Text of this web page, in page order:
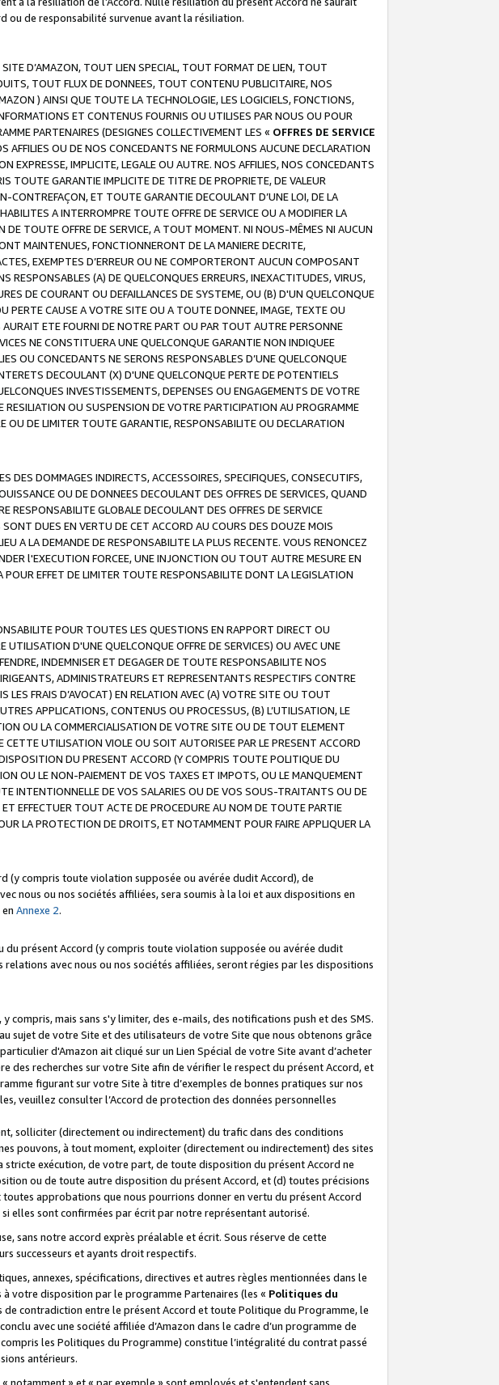
ou de responsabilité survenue avant la résiliation.
D’AMAZON, TOUT LIEN SPECIAL, TOUT FORMAT DE LIEN, TOUT
TOUT FLUX DE DONNEES, TOUT CONTENU PUBLICITAIRE, NOS
) AINSI QUE TOUTE LA TECHNOLOGIE, LES LOGICIELS, FONCTIONS,
ET CONTENUS FOURNIS OU UTILISES PAR NOUS OU POUR
PARTENAIRES (DESIGNES COLLECTIVEMENT LES « OFFRES DE SERVICE
OU DE NOS CONCEDANTS NE FORMULONS AUCUNE DECLARATION
EXPRESSE, IMPLICITE, LEGALE OU AUTRE. NOS AFFILIES, NOS CONCEDANTS
TOUTE GARANTIE IMPLICITE DE TITRE DE PROPRIETE, DE VALEUR
CONTREFAÇON, ET TOUTE GARANTIE DECOULANT D’UNE LOI, DE LA
A INTERROMPRE TOUTE OFFRE DE SERVICE OU A MODIFIER LA
DE TOUTE OFFRE DE SERVICE, A TOUT MOMENT. NI NOUS-MÊMES NI AUCUN
MAINTENUES, FONCTIONNERONT DE LA MANIERE DECRITE,
EXEMPTES D’ERREUR OU NE COMPORTERONT AUCUN COMPOSANT
RESPONSABLES (A) DE QUELCONQUES ERREURS, INEXACTITUDES, VIRUS,
DE COURANT OU DEFAILLANCES DE SYSTEME, OU (B) D'UN QUELCONQUE
PERTE CAUSE A VOTRE SITE OU A TOUTE DONNEE, IMAGE, TEXTE OU
ETE FOURNI DE NOTRE PART OU PAR TOUT AUTRE PERSONNE
NE CONSTITUERA UNE QUELCONQUE GARANTIE NON INDIQUEE
OU CONCEDANTS NE SERONS RESPONSABLES D’UNE QUELCONQUE
DECOULANT (X) D'UNE QUELCONQUE PERTE DE POTENTIELS
INVESTISSEMENTS, DEPENSES OU ENGAGEMENTS DE VOTRE
OU SUSPENSION DE VOTRE PARTICIPATION AU PROGRAMME
OU DE LIMITER TOUTE GARANTIE, RESPONSABILITE OU DECLARATION
DES DOMMAGES INDIRECTS, ACCESSOIRES, SPECIFIQUES, CONSECUTIFS,
OU DE DONNEES DECOULANT DES OFFRES DE SERVICES, QUAND
RESPONSABILITE GLOBALE DECOULANT DES OFFRES DE SERVICE
DUES EN VERTU DE CET ACCORD AU COURS DES DOUZE MOIS
A LA DEMANDE DE RESPONSABILITE LA PLUS RECENTE. VOUS RENONCEZ
l'EXECUTION FORCEE, UNE INJONCTION OU TOUT AUTRE MESURE EN
EFFET DE LIMITER TOUTE RESPONSABILITE DONT LA LEGISLATION
POUR TOUTES LES QUESTIONS EN RAPPORT DIRECT OU
D'UNE QUELCONQUE OFFRE DE SERVICES) OU AVEC UNE
INDEMNISER ET DEGAGER DE TOUTE RESPONSABILITE NOS
ADMINISTRATEURS ET REPRESENTANTS RESPECTIFS CONTRE
FRAIS D’AVOCAT) EN RELATION AVEC (A) VOTRE SITE OU TOUT
APPLICATIONS, CONTENUS OU PROCESSUS, (B) L’UTILISATION, LE
OU LA COMMERCIALISATION DE VOTRE SITE OU DE TOUT ELEMENT
UTILISATION VIOLE OU SOIT AUTORISEE PAR LE PRESENT ACCORD
DU PRESENT ACCORD (Y COMPRIS TOUTE POLITIQUE DU
OU LE NON-PAIEMENT DE VOS TAXES ET IMPOTS, OU LE MANQUEMENT
INTENTIONNELLE DE VOS SALARIES OU DE VOS SOUS-TRAITANTS OU DE
EFFECTUER TOUT ACTE DE PROCEDURE AU NOM DE TOUTE PARTIE
LA PROTECTION DE DROITS, ET NOTAMMENT POUR FAIRE APPLIQUER LA
(y compris toute violation supposée ou avérée dudit Accord), de
nous ou nos sociétés affiliées, sera soumis à la loi et aux dispositions en
Annexe 2.
présent Accord (y compris toute violation supposée ou avérée dudit
avec nous ou nos sociétés affiliées, seront régies par les dispositions
mais sans s'y limiter, des e-mails, des notifications push et des SMS.
sujet de votre Site et des utilisateurs de votre Site que nous obtenons grâce
d'Amazon ait cliqué sur un Lien Spécial de votre Site avant d’acheter
des recherches sur votre Site afin de vérifier le respect du présent Accord, et
figurant sur votre Site à titre d’exemples de bonnes pratiques sur nos
veuillez consulter l’Accord de protection des données personnelles
solliciter (directement ou indirectement) du trafic dans des conditions
pouvons, à tout moment, exploiter (directement ou indirectement) des sites
exécution, de votre part, de toute disposition du présent Accord ne
ou de toute autre disposition du présent Accord, et (d) toutes précisions
approbations que nous pourrions donner en vertu du présent Accord
elles sont confirmées par écrit par notre représentant autorisé.
sans notre accord exprès préalable et écrit. Sous réserve de cette
successeurs et ayants droit respectifs.
annexes, spécifications, directives et autres règles mentionnées dans le
votre disposition par le programme Partenaires (les « Politiques du
contradiction entre le présent Accord et toute Politique du Programme, le
avec une société affiliée d’Amazon dans le cadre d’un programme de
les Politiques du Programme) constitue l’intégralité du contrat passé
antérieurs.